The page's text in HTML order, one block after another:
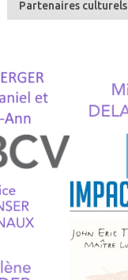
Partenaires culturels